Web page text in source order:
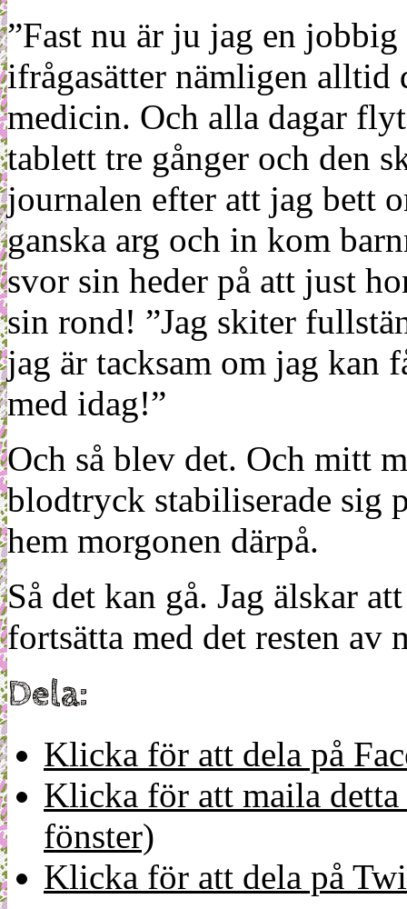
”Fast nu är ju jag en
ifrågasätter nämligen alltid
medicin. Och alla dagar
tablett tre gånger och den
journalen efter att jag bett
ganska arg och in kom
svor sin heder på att just
sin rond! ”Jag skiter
jag är tacksam om jag kan
med idag!”
Och så blev det. Och mitt
blodtryck stabiliserade sig
hem morgonen därpå.
Så det kan gå. Jag älskar
fortsätta med det resten av
Dela:
Klicka för att dela på
Klicka för att maila
fönster)
Klicka för att dela på